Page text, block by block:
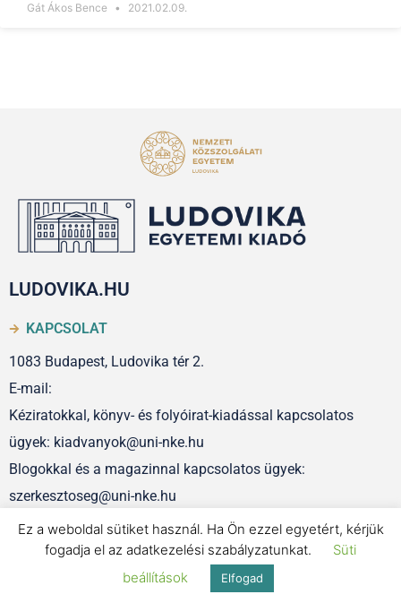
Gát Ákos Bence 2021.02.09.
LUDOVIKA.HU
KAPCSOLAT
1083 Budapest, Ludovika tér 2.
E-mail:
Kéziratokkal, könyv- és folyóirat-kiadással kapcsolatos
ügyek: kiadvanyok@uni-nke.hu
Blogokkal és a magazinnal kapcsolatos ügyek:
szerkesztoseg@uni-nke.hu
IMPRESSZUM
Ez a weboldal sütiket használ. Ha Ön ezzel egyetért, kérjük
fogadja el az adatkezelési szabályzatunkat.
Süti
beállítások
Elfogad